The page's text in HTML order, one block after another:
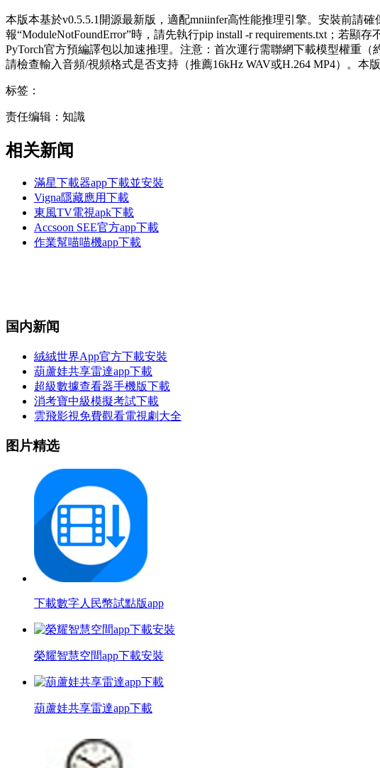
本版本基於v0.5.5.1開源最新版，適配mniinfer高性能推理引擎。安裝前請
報“ModuleNotFoundError”時，請先執行pip install -r requirements.txt；若
PyTorch官方預編譯包以加速推理。注意：首次運行需聯網下載模型權重
請檢查輸入音頻/視頻格式是否支持（推薦16kHz WAV或H.264 MP4）。本
标签：
责任编辑：知識
相关新闻
滿星下載器app下載並安裝
Vigna隱藏應用下載
東風TV電視apk下載
Accsoon SEE官方app下載
作業幫喵喵機app下載
国内新闻
絨絨世界App官方下載安裝
葫蘆娃共享雷達app下載
超級數據查看器手機版下載
消考寶中級模擬考試下載
雲飛影視免費觀看電視劇大全
图片精选
下載數字人民幣試點版app
榮耀智慧空間app下載安裝
葫蘆娃共享雷達app下載